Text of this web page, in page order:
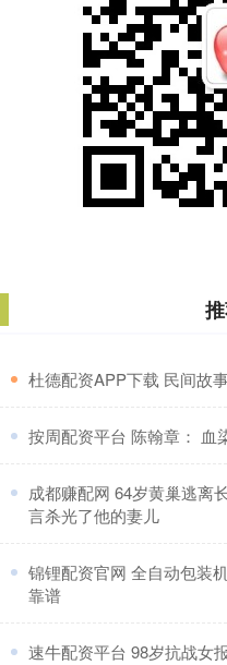
杜德配资APP下载 民间故
按周配资平台 陈翰章： 血
成都赚配网 64岁黄巢逃离
言杀光了他的妻儿
锦锂配资官网 全自动包装
靠谱
速牛配资平台 98岁抗战女